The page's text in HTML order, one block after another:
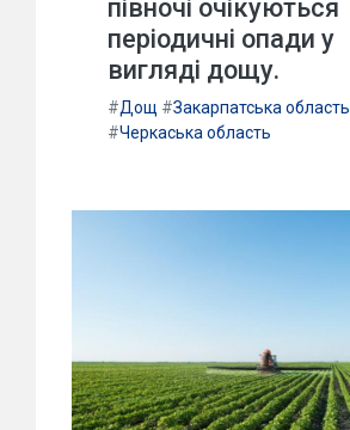
півночі очікуються
періодичні опади у
вигляді дощу.
#Дощ #Закарпатська область
#Черкаська область